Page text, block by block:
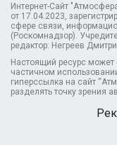
Интернет-Сайт
от 17.04.2023,
сфере связи,
(Роскомнадзор).
редактор: Негреев
Настоящий ресурс
частичном
гиперссылка на сайт
разделять точку зрения